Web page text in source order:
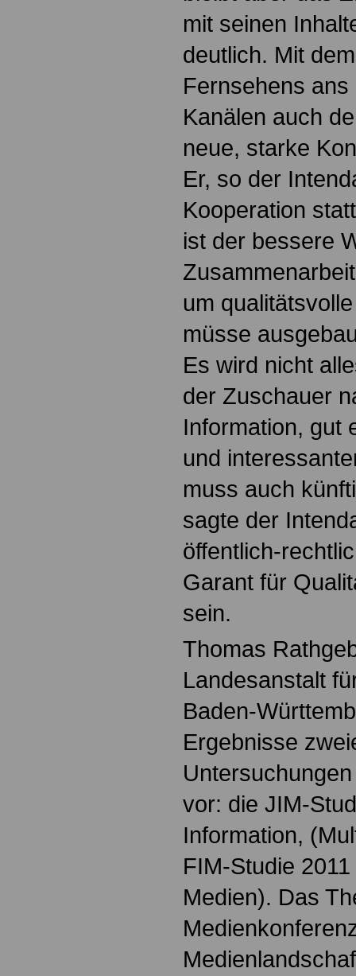
mit seinen
deutlich. Mit
Fernsehens
Kanälen auch
neue, starke
Er, so der
Kooperation
ist der bessere
um
müsse
Es wird nicht
der Zuschauer
Information, gut
und
muss auch
sagte der
öffentlich-
Garant für
sein.
Thomas
Landesanstalt
Baden-
Ergebnisse
vor: die JIM-
Information,
FIM-Studie
Medien). Das